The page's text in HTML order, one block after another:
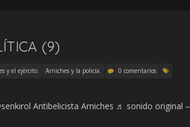
(9)
y el ejército. Arniches y la policía.
0 comentarios
Antibelicista Arniches ♬ sonido original –